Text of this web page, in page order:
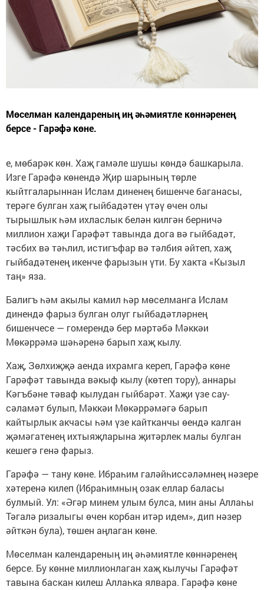
Мөселман календареның иң әһәмиятле көннәренең
берсе - Гарәфә көне.
е, мөбарәк көн. Хаҗ гамәле шушы көндә башкарыла.
Изге Гарәфә көнендә Җир шарының төрле
кыйтгаларыннан Ислам диненең бишенче баганасы,
терәге булган хаҗ гыйбадәтен үтәү өчен олы
тырышлык һәм ихласлык белән килгән берничә
миллион хаҗи Гарәфәт тавында дога вә гыйбадәт,
тәсбих вә тәһлил, истигъфар вә тәлбия әйтеп, хаҗ
гыйбадәтенең икенче фарызын үти. Бу хакта «Кызыл
таң» яза.
Балигъ һәм акылы камил һәр мөселманга Ислам
динендә фарыз булган олуг гыйбадәтләрнең
бишенчесе — гомерендә бер мәртәбә Мәккәи
Мөкәррәмә шәһәренә барып хаҗ кылу.
Хаҗ, Зөлхиҗҗә аенда ихрамга кереп, Гарәфә көне
Гарәфәт тавында вәкыф кылу (көтеп тору), аннары
Кәгъбәне тәваф кылудан гыйбарәт. Хаҗи үзе сау-
сәламәт булып, Мәккәи Мөкәррәмәгә барып
кайтырлык акчасы һәм үзе кайтканчы өендә калган
җәмәгатенең ихтыяҗларына җитәрлек малы булган
кешегә генә фарыз.
Гарәфә — тану көне. Ибраһим галәйһиссәләмнең нәзере
хәтеренә килеп (Ибраһимның озак еллар баласы
булмый. Ул: «Әгәр минем улым булса, мин аны Аллаһы
Тәгалә ризалыгы өчен корбан итәр идем», дип нәзер
әйткән була), төшен аңлаган көне.
Мөселман календареның иң әһәмиятле көннәренең
берсе. Бу көнне миллионлаган хаҗ кылучы Гарәфәт
тавына баскан килеш Аллаһка ялвара. Гарәфә көне